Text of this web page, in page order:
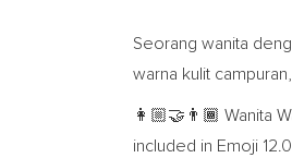
Seorang wanita
warna kulit
👩🏼‍🤝‍👨🏾 Wanita
included in Emoji